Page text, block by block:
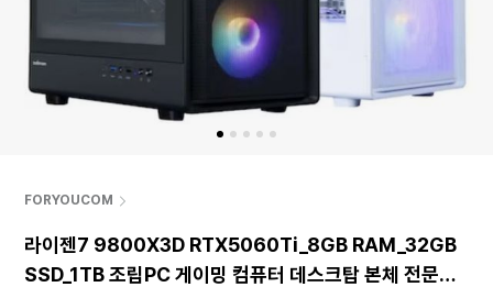
FORYOUCOM
라이젠7 9800X3D RTX5060Ti_8GB RAM_32GB
SSD_1TB 조립PC 게이밍 컴퓨터 데스크탑 본체 전문가